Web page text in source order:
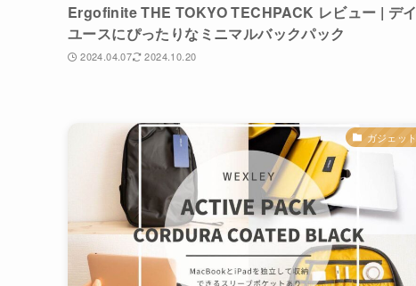
Ergofinite THE TOKYO TECHPACK レビュー | デイ
ユースにぴったりなミニマルバックパック
2024.04.07 2024.10.20
ガジェット